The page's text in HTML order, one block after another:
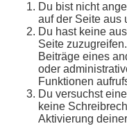
Du bist nicht
auf der Seite aus
Du hast keine
Seite
Beiträge eines
oder
Funktionen
Du versuchst
keine
Aktivierung